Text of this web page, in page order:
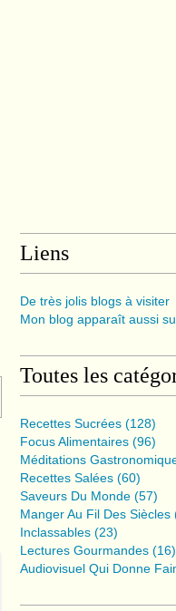
Liens
De très jolis blogs à visiter
Mon blog apparaît aussi
Toutes les
Recettes Sucrées (128)
Focus Alimentaires (96)
Méditations
Recettes Salées (60)
Saveurs Du Monde (57)
Manger Au Fil Des Siècles
Inclassables (23)
Lectures Gourmandes (16)
Audiovisuel Qui Donne